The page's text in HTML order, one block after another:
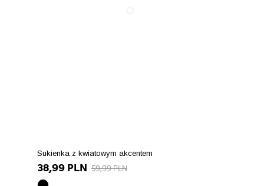
Sukienka z kwiatowym akcentem
38,99 PLN 59,99 PLN